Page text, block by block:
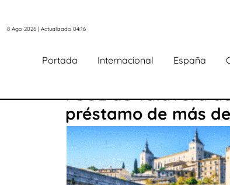
8 Ago 2026 | Actualizado 04:16
Portada Internacional España
PSOE de Talavera
préstamo de más